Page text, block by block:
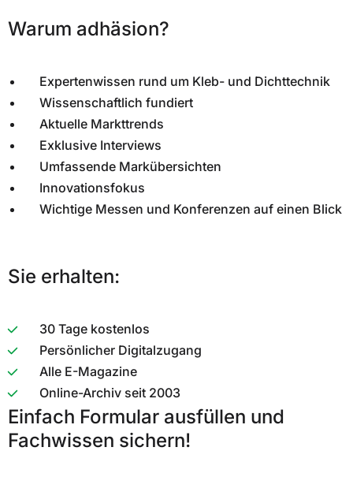
Warum adhäsion?
Expertenwissen rund um Kleb- und Dichttechnik
Wissenschaftlich fundiert
Aktuelle Markttrends
Exklusive Interviews
Umfassende Markübersichten
Innovationsfokus
Wichtige Messen und Konferenzen auf einen Blick
Sie erhalten:
30 Tage kostenlos
Persönlicher Digitalzugang
Alle E-Magazine
Online-Archiv seit 2003
Einfach Formular ausfüllen und
Fachwissen sichern!